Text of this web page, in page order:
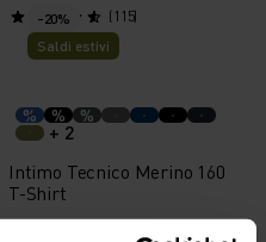
(115)
-20%
Saldi estivi
% % %
+ 2
Intimo Tecnico Merino 160
T-Shirt